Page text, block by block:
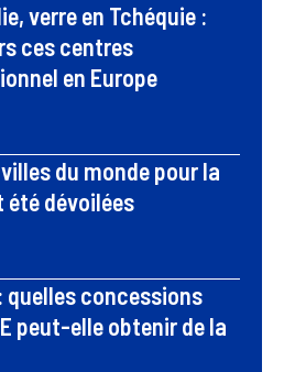
verre en Tchéquie :
ces centres
en Europe
du monde pour la
été dévoilées
quelles concessions
peut-elle obtenir de la